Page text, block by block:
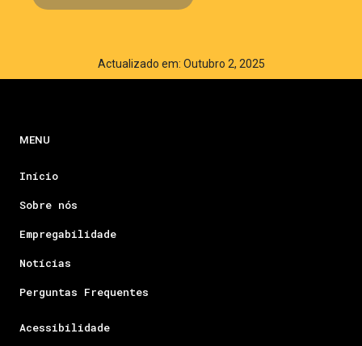
Actualizado em: Outubro 2, 2025
MENU
Início
Sobre nós
Empregabilidade
Notícias
Perguntas Frequentes
Acessibilidade